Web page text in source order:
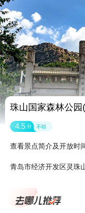
珠山国家森林公园
4.5 分 不错
查看景点简介及开放时
青岛市经济开发区灵珠
